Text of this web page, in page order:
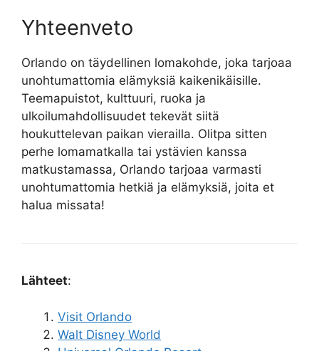
Yhteenveto
Orlando on täydellinen lomakohde, joka tarjoaa
unohtumattomia elämyksiä kaikenikäisille.
Teemapuistot, kulttuuri, ruoka ja
ulkoilumahdollisuudet tekevät siitä
houkuttelevan paikan vierailla. Olitpa sitten
perhe lomamatkalla tai ystävien kanssa
matkustamassa, Orlando tarjoaa varmasti
unohtumattomia hetkiä ja elämyksiä, joita et
halua missata!
Lähteet:
Visit Orlando
Walt Disney World